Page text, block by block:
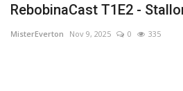
RebobinaCast T1E2 -
MisterEverton Nov 9, 2025 0 335